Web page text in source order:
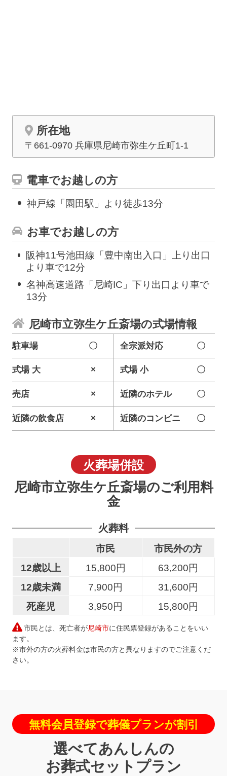
所在地
〒661-0970 兵庫県尼崎市弥生ケ丘町1-1
電車でお越しの方
神戸線「園田駅」より徒歩13分
お車でお越しの方
阪神11号池田線「豊中南出入口」上り出口
より車で12分
名神高速道路「尼崎IC」下り出口より車で
13分
尼崎市立弥生ケ丘斎場の式場情報
駐車場 〇 全宗派対応 〇
式場 大 × 式場 小 〇
売店 × 近隣のホテル 〇
近隣の飲食店 × 近隣のコンビニ 〇
火葬場併設
尼崎市立弥生ケ丘斎場のご利用料
金
火葬料
市民
市民外の方
12歳以上
15,800円
63,200円
12歳未満
7,900円
31,600円
死産児
3,950円 15,800円
市民とは、死亡者が尼崎市に住民票登録があることをいい
ます。
※市外の方の火葬料金は市民の方と異なりますのでご注意くだ
さい。
無料会員登録で葬儀プランが割引
選べてあんしんの
お葬式セットプラン